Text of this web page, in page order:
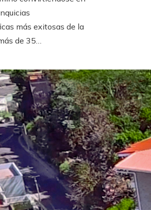
más exitosas de la
de 35…